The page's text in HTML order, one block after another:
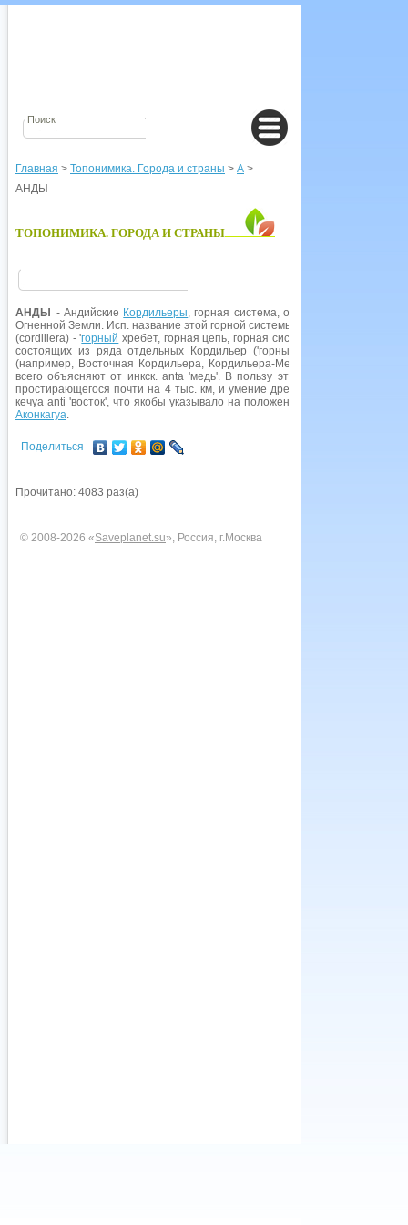
Главная > Топонимика. Города и страны > А >
АНДЫ
ТОПОНИМИКА. ГОРОДА И СТРАНЫ
АНДЫ - Андийские Кордильеры, горная система, окаймляющая Юж.
Огненной Земли. Исп. название этой горной системы Кордильера-де-лос-
(cordillera) - 'горный хребет, горная цепь, горная система')
состоящих из ряда отдельных Кордильер ('горных хребтов, горных
(например, Восточная Кордильера, Кордильера-Мерида, Патагонская
всего объясняют от инкск. anta 'медь'. В пользу этой этимологии
простирающегося почти на 4 тыс. км, и умение древних инков
кечуа anti 'восток', что якобы указывало на положение гор относительно
Аконкагуа.
Поделиться
Прочитано: 4083 раз(а)
© 2008-2026 «Saveplanet.su», Россия, г.Москва